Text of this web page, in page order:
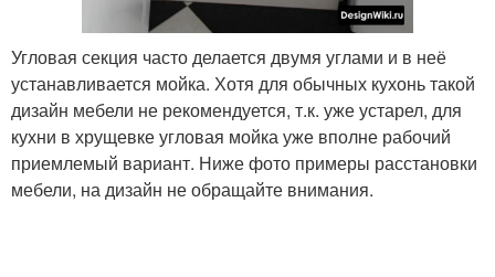
Угловая секция часто делается двумя углами и в неё
устанавливается мойка. Хотя для обычных кухонь такой
дизайн мебели не рекомендуется, т.к. уже устарел, для
кухни в хрущевке угловая мойка уже вполне рабочий
приемлемый вариант. Ниже фото примеры расстановки
мебели, на дизайн не обращайте внимания.